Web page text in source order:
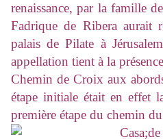
renaissance, par la famille
Fadrique de Ribera aurait
palais de Pilate à
appellation tient à la
Chemin de Croix aux
étape initiale était en effet
première étape du chemin